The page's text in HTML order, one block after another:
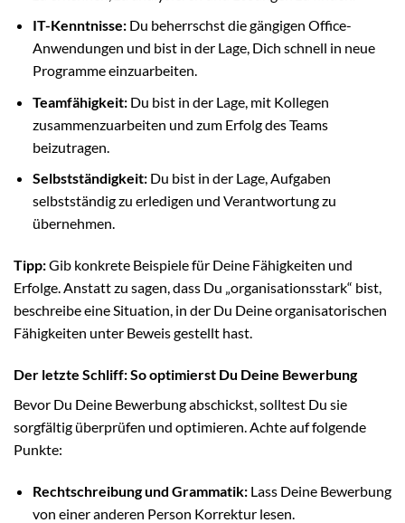
IT-Kenntnisse:Du beherrschst die gängigen Office-
Anwendungen und bist in der Lage, Dich schnell in neue
Programme einzuarbeiten.
Teamfähigkeit:Du bist in der Lage, mit Kollegen
zusammenzuarbeiten und zum Erfolg des Teams
beizutragen.
Selbstständigkeit:Du bist in der Lage, Aufgaben
selbstständig zu erledigen und Verantwortung zu
übernehmen.
Tipp:Gib konkrete Beispiele für Deine Fähigkeiten und
Erfolge. Anstatt zu sagen, dass Du „organisationsstark“ bist,
beschreibe eine Situation, in der Du Deine organisatorischen
Fähigkeiten unter Beweis gestellt hast.
Der letzte Schliff: So optimierst Du Deine Bewerbung
Bevor Du Deine Bewerbung abschickst, solltest Du sie
sorgfältig überprüfen und optimieren. Achte auf folgende
Punkte:
Rechtschreibung und Grammatik:Lass Deine Bewerbung
von einer anderen Person Korrektur lesen.